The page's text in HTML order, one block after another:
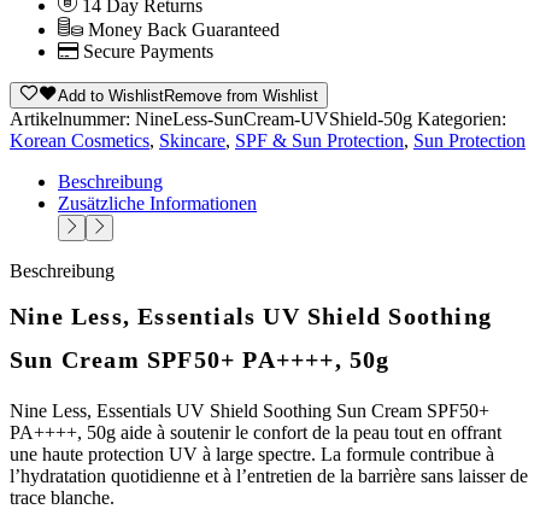
14 Day Returns
Money Back Guaranteed
Secure Payments
Add to WishlistRemove from Wishlist
Artikelnummer: NineLess-SunCream-UVShield-50g Kategorien:
Korean Cosmetics, Skincare, SPF & Sun Protection, Sun Protection
Beschreibung
Zusätzliche Informationen
Beschreibung
Nine Less, Essentials UV Shield Soothing
Sun Cream SPF50+ PA++++, 50g
Nine Less, Essentials UV Shield Soothing Sun Cream SPF50+
PA++++, 50g aide à soutenir le confort de la peau tout en offrant
une haute protection UV à large spectre. La formule contribue à
l’hydratation quotidienne et à l’entretien de la barrière sans laisser de
trace blanche.